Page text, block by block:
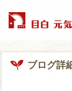
ブログ詳